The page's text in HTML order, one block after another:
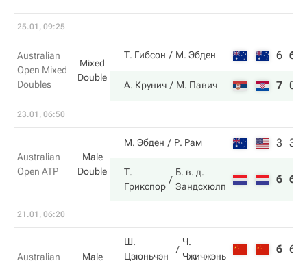
25.01, 09:25
Australian
Open Mixed
Doubles
Mixed
Double
Т. Гибсон М. Эбден 6 6
А. Крунич М. Павич 7 0
23.01, 06:50
Australian
Open ATP
Male
Double
М. Эбден Р. Рам 3 3
Т.
Грикспор
Б. в. д.
Зандсхюлп
6 6
21.01, 06:20
Australian
Male
Ш.
Цзюньчэн
Ч.
Чжичжэнь
6 6